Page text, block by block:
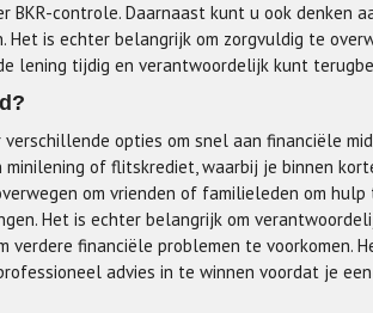
BKR-controle. Daarnaast kunt u ook denken
Het is echter belangrijk om zorgvuldig te
lening tijdig en verantwoordelijk kunt
opties om snel aan financiële
minilening of flitskrediet, waarbij je binnen
om vrienden of familieleden om
Het is echter belangrijk om
verdere financiële problemen te voorkomen.
advies in te winnen voordat je